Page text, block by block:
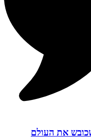
את העולם